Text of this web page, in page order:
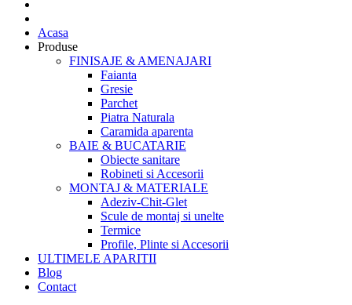
Acasa
Produse
FINISAJE & AMENAJARI
Faianta
Gresie
Parchet
Piatra Naturala
Caramida aparenta
BAIE & BUCATARIE
Obiecte sanitare
Robineti si Accesorii
MONTAJ & MATERIALE
Adeziv-Chit-Glet
Scule de montaj si unelte
Termice
Profile, Plinte si Accesorii
ULTIMELE APARITII
Blog
Contact